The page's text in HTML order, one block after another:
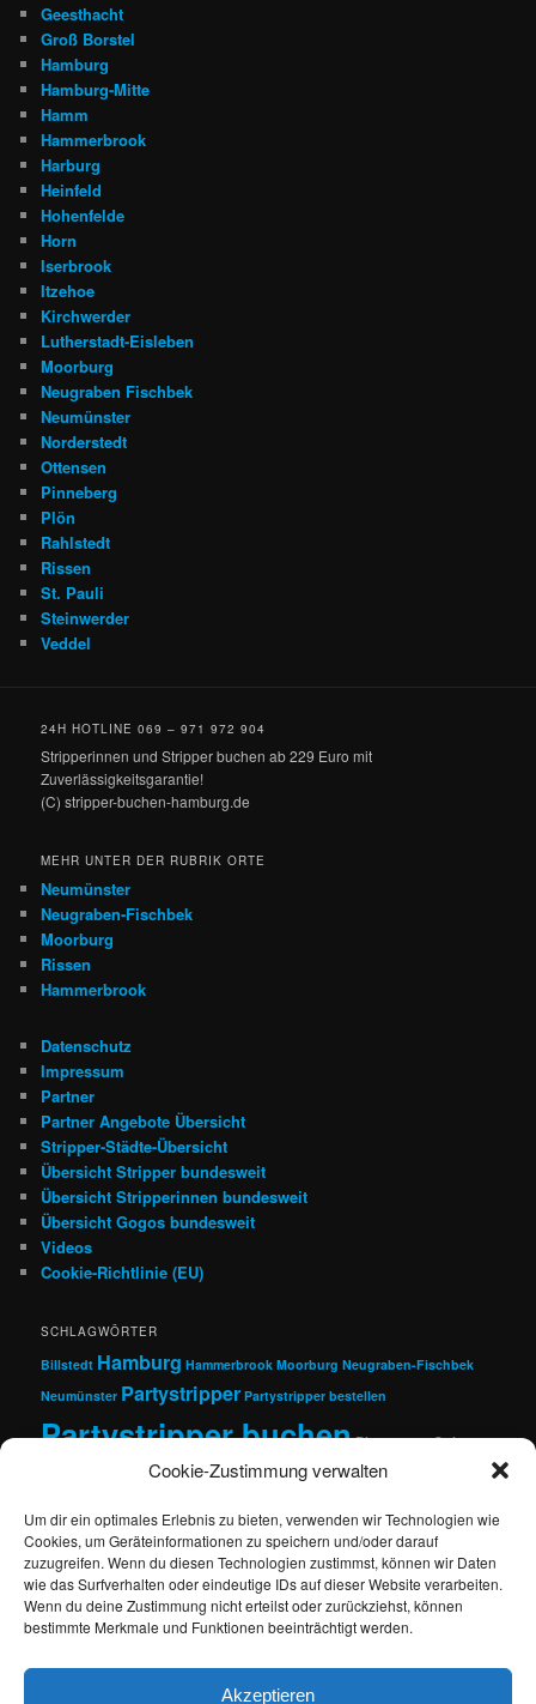
Cookie-Zustimmung verwalten
Um dir ein optimales Erlebnis zu bieten, verwenden wir Technologien wie
Cookies, um Geräteinformationen zu speichern und/oder darauf
zuzugreifen. Wenn du diesen Technologien zustimmst, können wir Daten
wie das Surfverhalten oder eindeutige IDs auf dieser Website verarbeiten.
Wenn du deine Zustimmung nicht erteilst oder zurückziehst, können
bestimmte Merkmale und Funktionen beeinträchtigt werden.
Akzeptieren
Geesthacht
Groß Borstel
Hamburg
Hamburg-Mitte
Hamm
Hammerbrook
Harburg
Heinfeld
Hohenfelde
Horn
Iserbrook
Itzehoe
Kirchwerder
Lutherstadt-Eisleben
Moorburg
Neugraben Fischbek
Neumünster
Norderstedt
Ottensen
Pinneberg
Plön
Rahlstedt
Rissen
St. Pauli
Steinwerder
Veddel
24H HOTLINE 069 – 971 972 904
Stripperinnen und Stripper buchen ab 229 Euro mit
Zuverlässigkeitsgarantie!
(C) stripper-buchen-hamburg.de
MEHR UNTER DER RUBRIK ORTE
Neumünster
Neugraben-Fischbek
Moorburg
Rissen
Hammerbrook
Datenschutz
Impressum
Partner
Partner Angebote Übersicht
Stripper-Städte-Übersicht
Übersicht Stripper bundesweit
Übersicht Stripperinnen bundesweit
Übersicht Gogos bundesweit
Videos
Cookie-Richtlinie (EU)
SCHLAGWÖRTER
Billstedt Hamburg Hammerbrook Moorburg Neugraben-Fischbek
Neumünster Partystripper Partystripper bestellen
Partystripper buchen Rissen sexy Stripper
Strip AgenturStripper Stripper bestellen
Stripper buchen
Suchen